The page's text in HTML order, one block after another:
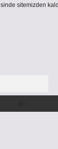
sitemizden